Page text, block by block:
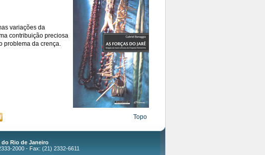
variações da
contribuição preciosa
problema da crença.
Topo
do Rio de Janeiro
2000 - Fax: (21) 2332-6611